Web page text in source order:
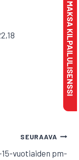
SEURAAVA
vuotiaiden pm-
MAKSA KILPAILULISENSSI